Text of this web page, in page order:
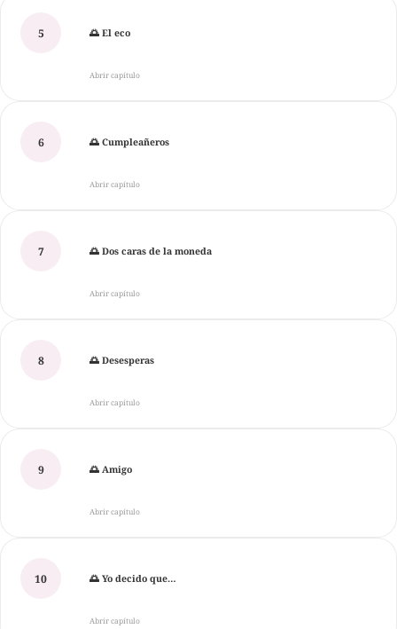
5 🌅 El eco
Abrir capítulo
6 🌅 Cumpleañeros
Abrir capítulo
7 🌅 Dos caras de la moneda
Abrir capítulo
8 🌅 Desesperas
Abrir capítulo
9 🌅 Amigo
Abrir capítulo
10 🌅 Yo decido que…
Abrir capítulo